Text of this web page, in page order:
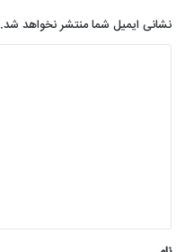
نشانی ایمیل شما منتشر نخواهد شد.